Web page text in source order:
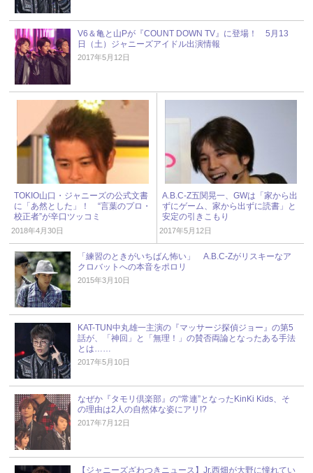
V6＆亀と山Pが『COUNT DOWN TV』に登場！ 5月13
日（土）ジャニーズアイドル出演情報
2017年5月12日
TOKIO山口・ジャニーズの公式文書
に「あ然とした」！ “言葉のプロ・
校正者”が辛口ツッコミ
2018年4月30日
A.B.C-Z五関晃一、GWは「家から出
ずにゲーム、家から出ずに読書」と
安定の引きこもり
2017年5月12日
「練習のときがいちばん怖い」 A.B.C-Zがリスキーなア
クロバットへの本音をポロリ
2015年3月10日
KAT-TUN中丸雄一主演の『マッサージ探偵ジョー』の第5
話が、「神回」と「無理！」の賛否両論となったある手法
とは……
2017年5月10日
なぜか『タモリ倶楽部』の“常連”となったKinKi Kids、そ
の理由は2人の自然体な姿にアリ!?
2017年7月12日
【ジャニーズざわつきニュース】Jr.西畑が大野に憧れてい